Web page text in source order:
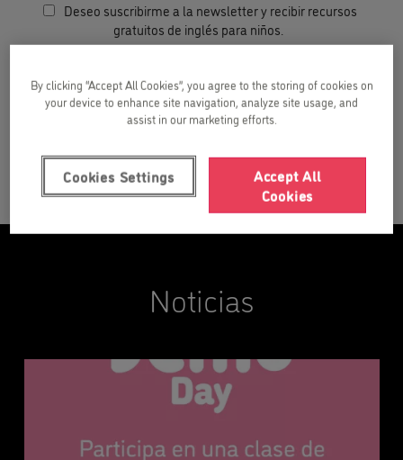
Deseo suscribirme a la newsletter y recibir recursos
gratuitos de inglés para niños.
Noticias
By clicking “Accept All Cookies”, you agree to the storing of cookies on
your device to enhance site navigation, analyze site usage, and
assist in our marketing efforts.
Accept All
Cookies
Cookies Settings